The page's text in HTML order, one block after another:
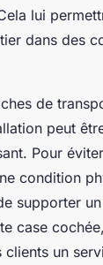
lui
dans des
de
peut
Pour
condition
supporter
case
clients un